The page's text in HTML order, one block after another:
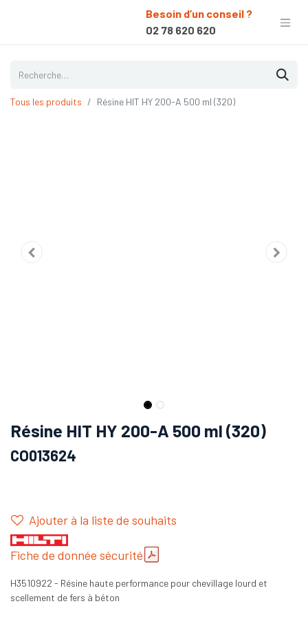
Besoin d’un conseil ?
02 78 620 620
Tous les produits Résine HIT HY 200-A 500 ml (320)
Résine HIT HY 200-A 500 ml (320)
CO013624
Ajouter à la liste de souhaits
Fiche de donnée sécurité
H3510922 - Résine haute performance pour chevillage lourd et
scellement de fers à béton